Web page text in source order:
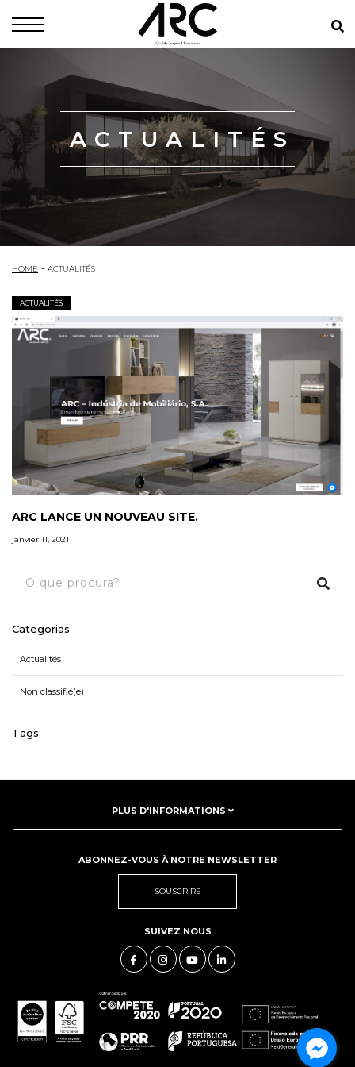
ACTUALITÉS
HOME ACTUALITÉS
ACTUALITÉS
ARC LANCE UN NOUVEAU SITE.
janvier 11, 2021
Categorias
Actualités
Non classifié(e)
Tags
PLUS D'INFORMATIONS
ABONNEZ-VOUS À NOTRE NEWSLETTER
SOUSCRIRE
SUIVEZ NOUS